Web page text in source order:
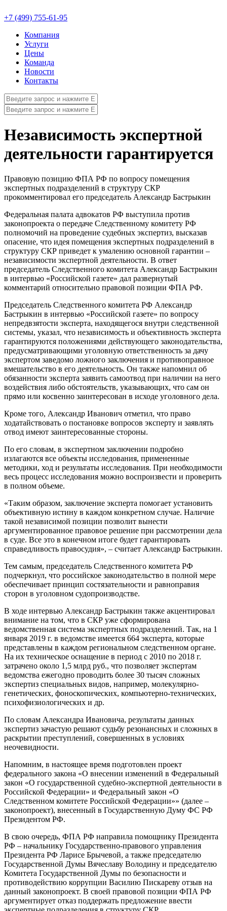
+7 (499) 755-61-95
Компания
Услуги
Цены
Команда
Новости
Контакты
Независимость экспертной
деятельности гарантируется
Правовую позицию ФПА РФ по вопросу помещения
экспертных подразделений в структуру СКР
прокомментировал его председатель Александр Бастрыкин
Федеральная палата адвокатов РФ выступила против
законопроекта о передаче Следственному комитету РФ
полномочий на проведение судебных экспертиз, высказав
опасение, что идея помещения экспертных подразделений в
структуру СКР приведет к умалению основной гарантии –
независимости экспертной деятельности. В ответ
председатель Следственного комитета Александр Бастрыкин
в интервью «Российской газете» дал развернутый
комментарий относительно правовой позиции ФПА РФ.
Председатель Следственного комитета РФ Александр
Бастрыкин в интервью «Российской газете» по вопросу
непредвзятости эксперта, находящегося внутри следственной
системы, указал, что независимость и объективность эксперта
гарантируются положениями действующего законодательства,
предусматривающими уголовную ответственность за дачу
экспертом заведомо ложного заключения и противоправное
вмешательство в его деятельность. Он также напомнил об
обязанности эксперта заявить самоотвод при наличии на него
воздействия либо обстоятельств, указывающих, что сам он
прямо или косвенно заинтересован в исходе уголовного дела.
Кроме того, Александр Иванович отметил, что право
ходатайствовать о постановке вопросов эксперту и заявлять
отвод имеют заинтересованные стороны.
По его словам, в экспертном заключении подробно
излагаются все объекты исследования, примененные
методики, ход и результаты исследования. При необходимости
весь процесс исследования можно воспроизвести и проверить
в полном объеме.
«Таким образом, заключение эксперта помогает установить
объективную истину в каждом конкретном случае. Наличие
такой независимой позиции позволит вынести
аргументированное правовое решение при рассмотрении дела
в суде. Все это в конечном итоге будет гарантировать
справедливость правосудия», – считает Александр Бастрыкин.
Тем самым, председатель Следственного комитета РФ
подчеркнул, что российское законодательство в полной мере
обеспечивает принцип состязательности и равноправия
сторон в уголовном судопроизводстве.
В ходе интервью Александр Бастрыкин также акцентировал
внимание на том, что в СКР уже сформирована
ведомственная система экспертных подразделений. Так, на 1
января 2019 г. в ведомстве имеется 664 эксперта, которые
представлены в каждом региональном следственном органе.
На их техническое оснащение в период с 2010 по 2018 г.
затрачено около 1,5 млрд руб., что позволяет экспертам
ведомства ежегодно проводить более 30 тысяч сложных
экспертиз специальных видов, например, молекулярно-
генетических, фоноскопических, компьютерно-технических,
психофизиологических и др.
По словам Александра Ивановича, результаты данных
экспертиз зачастую решают судьбу резонансных и сложных в
раскрытии преступлений, совершенных в условиях
неочевидности.
Напомним, в настоящее время подготовлен проект
федерального закона «О внесении изменений в Федеральный
закон «О государственной судебно-экспертной деятельности в
Российской Федерации» и Федеральный закон «О
Следственном комитете Российской Федерации»» (далее –
законопроект), внесенный в Государственную Думу ФС РФ
Президентом РФ.
В свою очередь, ФПА РФ направила помощнику Президента
РФ – начальнику Государственно-правового управления
Президента РФ Ларисе Брычевой, а также председателю
Государственной Думы Вячеславу Володину и председателю
Комитета Государственной Думы по безопасности и
противодействию коррупции Василию Пискареву отзыв на
данный законопроект. В своей правовой позиции ФПА РФ
аргументирует отказ поддержать предложение ввести